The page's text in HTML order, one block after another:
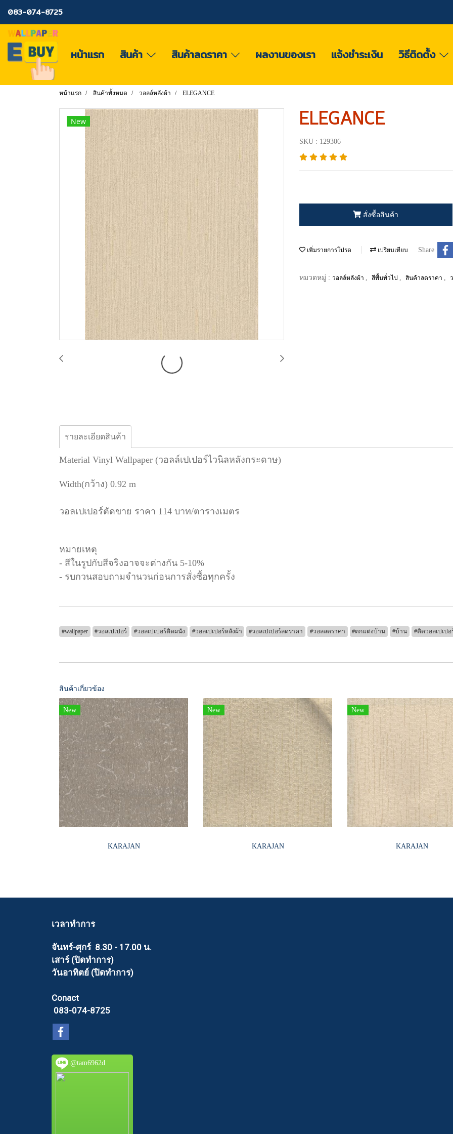
083-074-8725
หน้าแรก สินค้า สินค้าลดราคา ผลงานของเรา แจ้งชำระเงิน วิธีติดตั้ง
หน้าแรก สินค้าทั้งหมด วอลล์หลังผ้า ELEGANCE
New ELEGANCE
SKU : 129306
สั่งซื้อสินค้า
เพิ่มรายการโปรด เปรียบเทียบ Share
หมวดหมู่ : วอลล์หลังผ้า สีพื้นทั่วไป สินค้าลดราคา
รายละเอียดสินค้า
Material Vinyl Wallpaper (วอลล์เปเปอร์ไวนิลหลังกระดาษ)
Width(กว้าง) 0.92 m
วอลเปเปอร์ตัดขาย ราคา 114 บาท/ตารางเมตร
หมายเหตุ
- สีในรูปกับสีจริงอาจจะต่างกัน 5-10%
- รบกวนสอบถามจำนวนก่อนการสั่งซื้อทุกครั้ง
#wallpaper #วอลเปเปอร์ #วอลเปเปอร์ติดผนัง #วอลเปเปอร์หลังผ้า #วอลเปเปอร์ลดราคา #วอลลดราคา #ตกแต่งบ้าน #บ้าน #ติดวอลเปเปอ
สินค้าเกี่ยวข้อง
New
KARAJAN
New
KARAJAN
New
KARAJAN
เวลาทำการ
จันทร์-ศุกร์ 8.30 - 17.00 น.
เสาร์ (ปิดทำการ)
วันอาทิตย์ (ปิดทำการ)
Conact
083-074-8725
@tam6962d